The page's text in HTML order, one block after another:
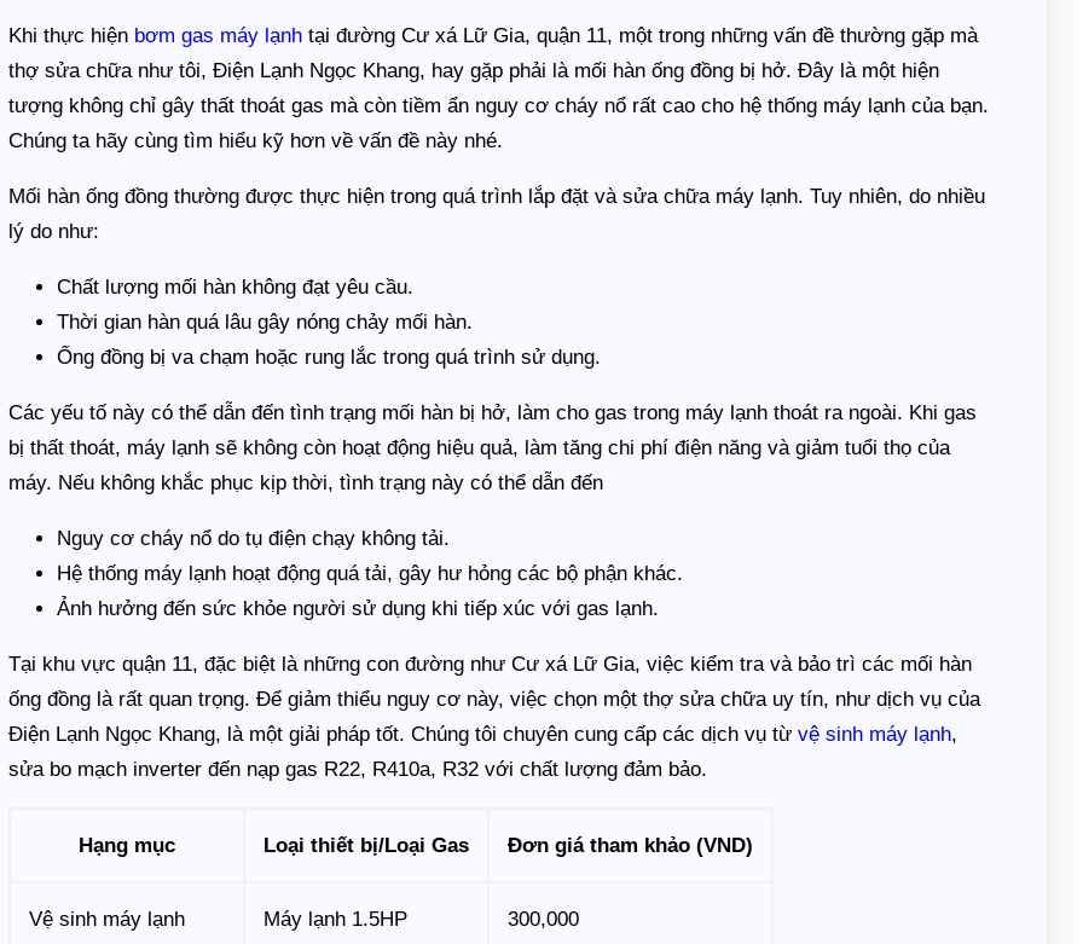
Khi thực hiện bơm gas máy lạnh tại đường Cư xá Lữ Gia, quận 11, một trong những vấn đề thường gặp mà
thợ sửa chữa như tôi, Điện Lạnh Ngọc Khang, hay gặp phải là mối hàn ống đồng bị hở. Đây là một hiện
tượng không chỉ gây thất thoát gas mà còn tiềm ẩn nguy cơ cháy nổ rất cao cho hệ thống máy lạnh của bạn.
Chúng ta hãy cùng tìm hiểu kỹ hơn về vấn đề này nhé.
Mối hàn ống đồng thường được thực hiện trong quá trình lắp đặt và sửa chữa máy lạnh. Tuy nhiên, do nhiều
lý do như:
Chất lượng mối hàn không đạt yêu cầu.
Thời gian hàn quá lâu gây nóng chảy mối hàn.
Ống đồng bị va chạm hoặc rung lắc trong quá trình sử dụng.
Các yếu tố này có thể dẫn đến tình trạng mối hàn bị hở, làm cho gas trong máy lạnh thoát ra ngoài. Khi gas
bị thất thoát, máy lạnh sẽ không còn hoạt động hiệu quả, làm tăng chi phí điện năng và giảm tuổi thọ của
máy. Nếu không khắc phục kịp thời, tình trạng này có thể dẫn đến
Nguy cơ cháy nổ do tụ điện chạy không tải.
Hệ thống máy lạnh hoạt động quá tải, gây hư hỏng các bộ phận khác.
Ảnh hưởng đến sức khỏe người sử dụng khi tiếp xúc với gas lạnh.
Tại khu vực quận 11, đặc biệt là những con đường như Cư xá Lữ Gia, việc kiểm tra và bảo trì các mối hàn
ống đồng là rất quan trọng. Để giảm thiểu nguy cơ này, việc chọn một thợ sửa chữa uy tín, như dịch vụ của
Điện Lạnh Ngọc Khang, là một giải pháp tốt. Chúng tôi chuyên cung cấp các dịch vụ từvệ sinh máy lạnh,
sửa bo mạch inverter đến nạp gas R22, R410a, R32 với chất lượng đảm bảo.
Hạng mục Loại thiết bị/Loại Gas Đơn giá tham khảo (VND)
Vệ sinh máy lạnh Máy lạnh 1.5HP 300,000